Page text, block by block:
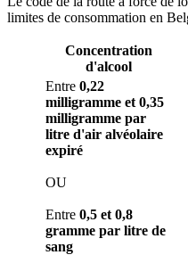
limites de consommation en
Concentration
d'alcool
Entre 0,22
milligramme et 0,35
milligramme par
litre d'air alvéolaire
expiré
OU
Entre 0,5 et 0,8
gramme par litre de
sang